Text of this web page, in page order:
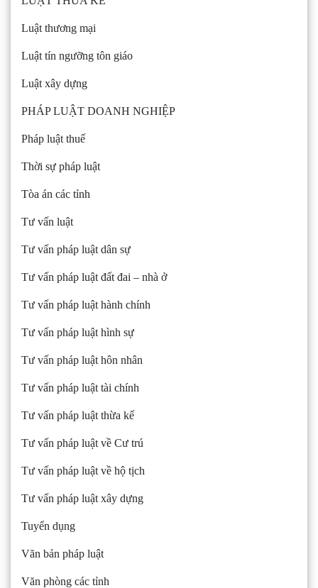
Luật thương mại
Luật tín ngưỡng tôn giáo
Luật xây dựng
PHÁP LUẬT DOANH NGHIỆP
Pháp luật thuế
Thời sự pháp luật
Tòa án các tỉnh
Tư vấn luật
Tư vấn pháp luật dân sự
Tư vấn pháp luật đất đai – nhà ở
Tư vấn pháp luật hành chính
Tư vấn pháp luật hình sự
Tư vấn pháp luật hôn nhân
Tư vấn pháp luật tài chính
Tư vấn pháp luật thừa kế
Tư vấn pháp luật về Cư trú
Tư vấn pháp luật về hộ tịch
Tư vấn pháp luật xây dựng
Tuyển dụng
Văn bản pháp luật
Văn phòng các tỉnh